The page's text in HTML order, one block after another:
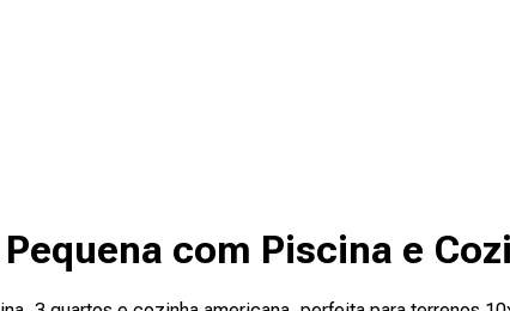
com Piscina e